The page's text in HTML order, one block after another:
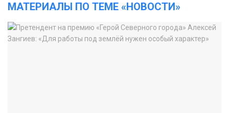
МАТЕРИАЛЫ ПО ТЕМЕ «НОВОСТИ»